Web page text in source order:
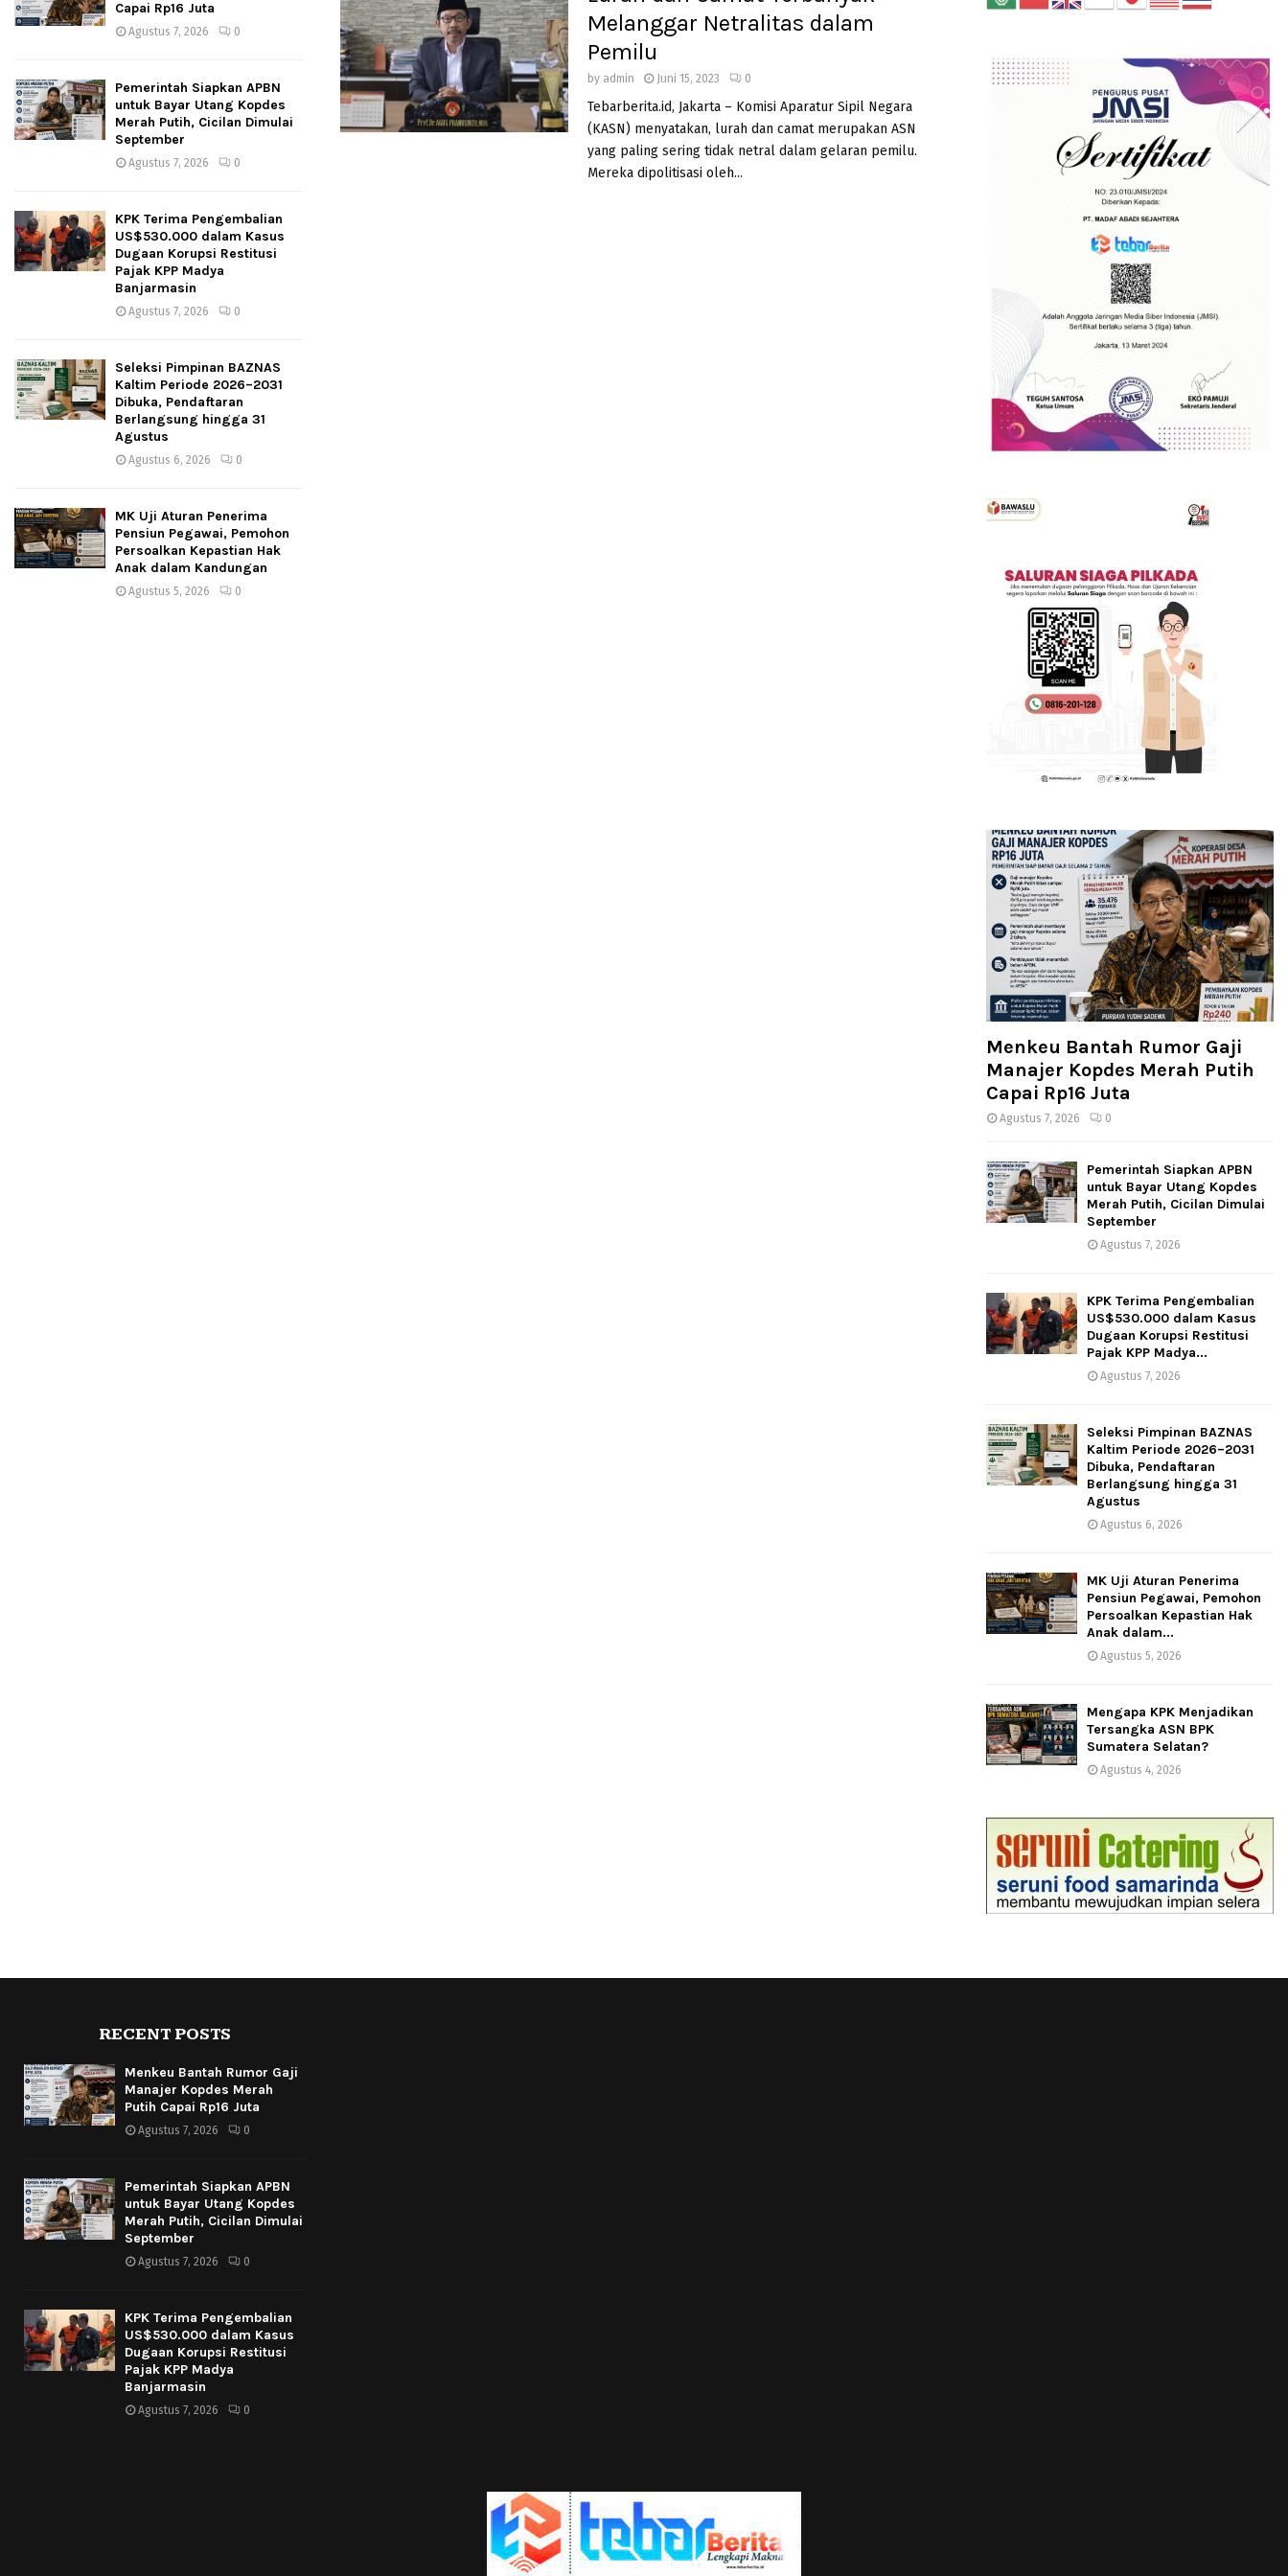
Melanggar Netralitas dalam
Pemilu
by admin Juni 15, 2023 0
Tebarberita.id, Jakarta – Komisi Aparatur Sipil Negara
(KASN) menyatakan, lurah dan camat merupakan ASN
yang paling sering tidak netral dalam gelaran pemilu.
Mereka dipolitisasi oleh...
Capai Rp16 Juta
Agustus 7, 2026 0
Pemerintah Siapkan APBN
untuk Bayar Utang Kopdes
Merah Putih, Cicilan Dimulai
September
Agustus 7, 2026 0
KPK Terima Pengembalian
US$530.000 dalam Kasus
Dugaan Korupsi Restitusi
Pajak KPP Madya
Banjarmasin
Agustus 7, 2026 0
Seleksi Pimpinan BAZNAS
Kaltim Periode 2026–2031
Dibuka, Pendaftaran
Berlangsung hingga 31
Agustus
Agustus 6, 2026 0
MK Uji Aturan Penerima
Pensiun Pegawai, Pemohon
Persoalkan Kepastian Hak
Anak dalam Kandungan
Agustus 5, 2026 0
o
R
C
Menkeu Bantah Rumor Gaji
Manajer Kopdes Merah Putih
Capai Rp16 Juta
Agustus 7, 2026 0
Pemerintah Siapkan APBN
untuk Bayar Utang Kopdes
Merah Putih, Cicilan Dimulai
September
Agustus 7, 2026
KPK Terima Pengembalian
US$530.000 dalam Kasus
Dugaan Korupsi Restitusi
Pajak KPP Madya...
Agustus 7, 2026
Seleksi Pimpinan BAZNAS
Kaltim Periode 2026–2031
Dibuka, Pendaftaran
Berlangsung hingga 31
Agustus
Agustus 6, 2026
MK Uji Aturan Penerima
Pensiun Pegawai, Pemohon
Persoalkan Kepastian Hak
Anak dalam...
Agustus 5, 2026
Mengapa KPK Menjadikan
Tersangka ASN BPK
Sumatera Selatan?
Agustus 4, 2026
RECENT POSTS
Menkeu Bantah Rumor Gaji
Manajer Kopdes Merah
Putih Capai Rp16 Juta
Agustus 7, 2026 0
Pemerintah Siapkan APBN
untuk Bayar Utang Kopdes
Merah Putih, Cicilan Dimulai
September
Agustus 7, 2026 0
KPK Terima Pengembalian
US$530.000 dalam Kasus
Dugaan Korupsi Restitusi
Pajak KPP Madya
Banjarmasin
Agustus 7, 2026 0